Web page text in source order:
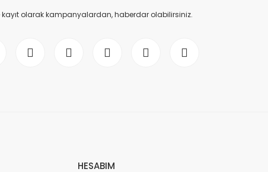
kayıt olarak kampanyalardan, haberdar olabilirsiniz.
HESABIM